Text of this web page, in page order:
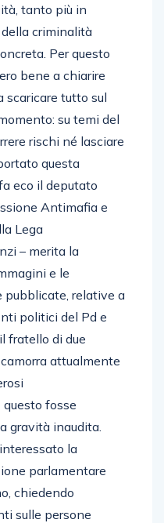
tanto più in
criminalità
Per questo
bene a chiarire
scaricare tutto sul
su temi del
rischi né lasciare
questa
eco il deputato
Antimafia e
Lega
– merita la
e le
pubblicate, relative a
politici del Pd e
fratello di due
attualmente
fosse
gravità inaudita.
la
parlamentare
chiedendo
sulle persone